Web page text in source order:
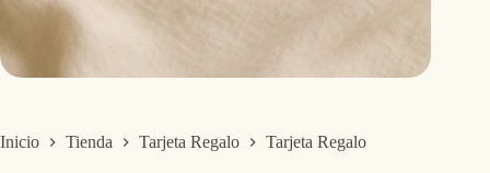
Inicio Tienda Tarjeta Regalo Tarjeta Regalo